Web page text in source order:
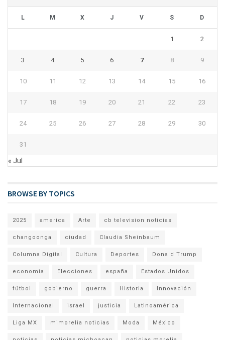
L M X J V S D
1 2
3 4 5 6 7 8 9
10 11 12 13 14 15 16
17 18 19 20 21 22 23
24 25 26 27 28 29 30
31
« Jul
BROWSE BY TOPICS
2025 america Arte cb television noticias
changoonga ciudad Claudia Sheinbaum
Columna Digital Cultura Deportes Donald Trump
economia Elecciones españa Estados Unidos
fútbol gobierno guerra Historia Innovación
Internacional israel justicia Latinoamérica
Liga MX mimorelia noticias Moda México